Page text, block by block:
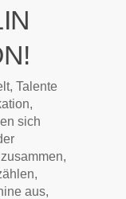
Talente
sich
aus,